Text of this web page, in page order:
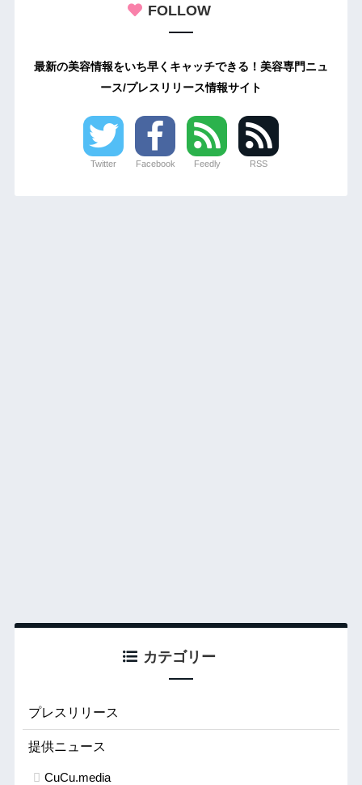
FOLLOW
最新の美容情報をいち早くキャッチできる！美容専門ニュ
ース/プレスリリース情報サイト
Twitter Facebook Feedly RSS
カテゴリー
プレスリリース
提供ニュース
CuCu.media